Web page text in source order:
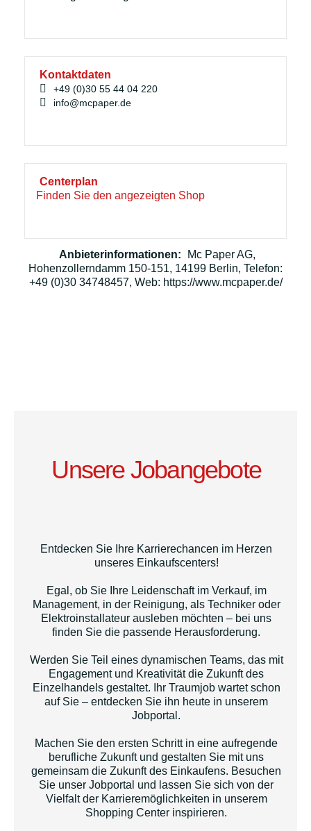
Kontaktdaten
+49 (0)30 55 44 04 220
info@mcpaper.de
Centerplan
Finden Sie den angezeigten Shop
Anbieterinformationen:
Mc Paper AG,
Hohenzollerndamm 150-151, 14199 Berlin, Telefon:
+49 (0)30 34748457, Web: https://www.mcpaper.de/
Unsere Jobangebote
Entdecken Sie Ihre Karrierechancen im Herzen
unseres Einkaufscenters!
Egal, ob Sie Ihre Leidenschaft im Verkauf, im
Management, in der Reinigung, als Techniker oder
Elektroinstallateur ausleben möchten – bei uns
finden Sie die passende Herausforderung.
Werden Sie Teil eines dynamischen Teams, das mit
Engagement und Kreativität die Zukunft des
Einzelhandels gestaltet. Ihr Traumjob wartet schon
auf Sie – entdecken Sie ihn heute in unserem
Jobportal.
Machen Sie den ersten Schritt in eine aufregende
berufliche Zukunft und gestalten Sie mit uns
gemeinsam die Zukunft des Einkaufens. Besuchen
Sie unser Jobportal und lassen Sie sich von der
Vielfalt der Karrieremöglichkeiten in unserem
Shopping Center inspirieren.